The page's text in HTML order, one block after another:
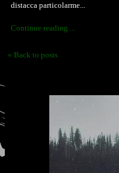
distacca particolarme...
Continue reading ...
« Back to posts